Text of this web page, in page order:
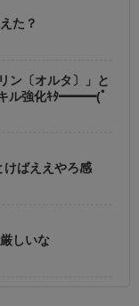
た？
ン〔オルタ〕」と
キル強化ｷﾀ━━━(ﾟ
けばええやろ感
しいな